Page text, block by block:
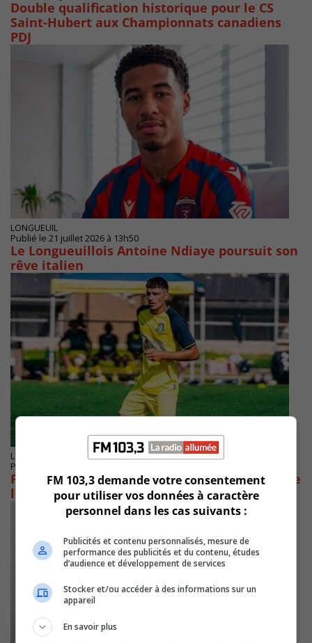
Double qualification historique pour le CS
Saint-Hubert aux Championnats canadiens
PDJ
LONGUEUIL
Publié le 21 juillet 2026 à 13h50
Le Longueuillois Antoine Ndiaye poursuit son
rêve italien
LONGUEUIL
Publié le 14 juillet 2026 à 06h33
Période décisive pour les équipes de soccer de
la Rive-Sud
FM 103,3 demande votre consentement
pour utiliser vos données à caractère
personnel dans les cas suivants :
Publicités et contenu personnalisés, mesure de
performance des publicités et du contenu, études
d’audience et développement de services
Stocker et/ou accéder à des informations sur un
appareil
En savoir plus